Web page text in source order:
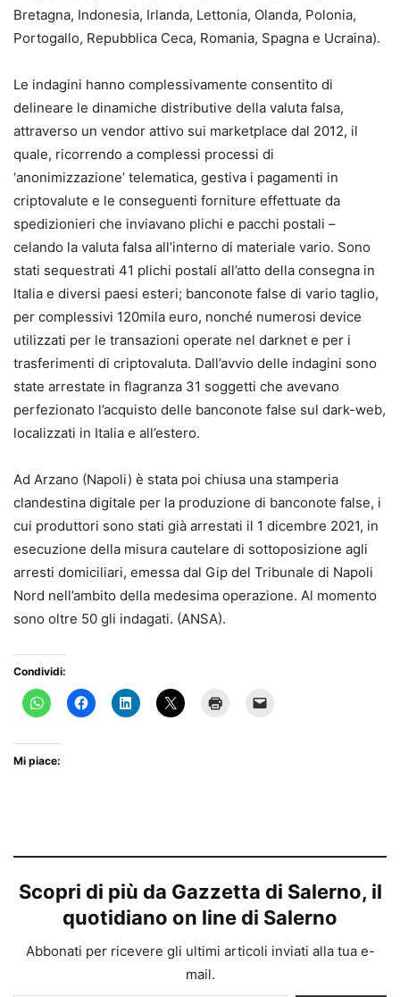
Bretagna, Indonesia, Irlanda, Lettonia, Olanda, Polonia,
Portogallo, Repubblica Ceca, Romania, Spagna e Ucraina).
Le indagini hanno complessivamente consentito di
delineare le dinamiche distributive della valuta falsa,
attraverso un vendor attivo sui marketplace dal 2012, il
quale, ricorrendo a complessi processi di
‘anonimizzazione’ telematica, gestiva i pagamenti in
criptovalute e le conseguenti forniture effettuate da
spedizionieri che inviavano plichi e pacchi postali –
celando la valuta falsa all’interno di materiale vario. Sono
stati sequestrati 41 plichi postali all’atto della consegna in
Italia e diversi paesi esteri; banconote false di vario taglio,
per complessivi 120mila euro, nonché numerosi device
utilizzati per le transazioni operate nel darknet e per i
trasferimenti di criptovaluta. Dall’avvio delle indagini sono
state arrestate in flagranza 31 soggetti che avevano
perfezionato l’acquisto delle banconote false sul dark-web,
localizzati in Italia e all’estero.
Ad Arzano (Napoli) è stata poi chiusa una stamperia
clandestina digitale per la produzione di banconote false, i
cui produttori sono stati già arrestati il 1 dicembre 2021, in
esecuzione della misura cautelare di sottoposizione agli
arresti domiciliari, emessa dal Gip del Tribunale di Napoli
Nord nell’ambito della medesima operazione. Al momento
sono oltre 50 gli indagati. (ANSA).
Condividi:
Mi piace:
Scopri di più da Gazzetta di Salerno, il
quotidiano on line di Salerno
Abbonati per ricevere gli ultimi articoli inviati alla tua e-
mail.